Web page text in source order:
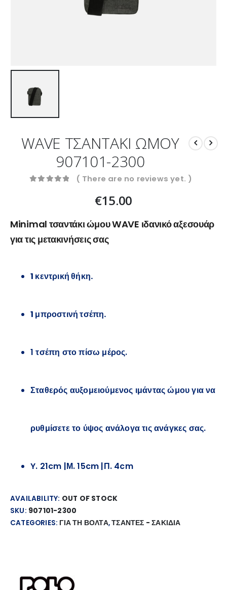
WAVE ΤΣΑΝΤΑΚΙ ΩΜΟΥ
907101-2300
( There are no reviews yet. )
€15.00
Minimal τσαντάκι ώμου WAVE ιδανικό αξεσουάρ
για τις μετακινήσεις σας
1 κεντρική θήκη.
1 μπροστινή τσέπη.
1 τσέπη στο πίσω μέρος.
Σταθερός αυξομειούμενος ιμάντας ώμου για να
ρυθμίσετε το ύψος ανάλογα τις ανάγκες σας.
Y. 21cm |Μ. 15cm |Π. 4cm
AVAILABILITY: OUT OF STOCK
SKU: 907101-2300
CATEGORIES: ΓΙΑ ΤΗ ΒΟΛΤΑ,ΤΣΑΝΤΕΣ - ΣΑΚΙΔΙΑ